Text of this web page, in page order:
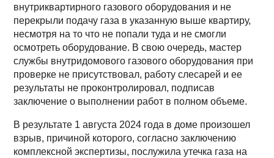
внутриквартирного газового оборудования и не
перекрыли подачу газа в указанную выше квартиру,
несмотря на то что не попали туда и не смогли
осмотреть оборудование. В свою очередь, мастер
службы внутридомового газового оборудования при
проверке не присутствовал, работу слесарей и ее
результаты не проконтролировал, подписав
заключение о выполнении работ в полном объеме.
В результате 1 августа 2024 года в доме произошел
взрыв, причиной которого, согласно заключению
комплексной экспертизы, послужила утечка газа на